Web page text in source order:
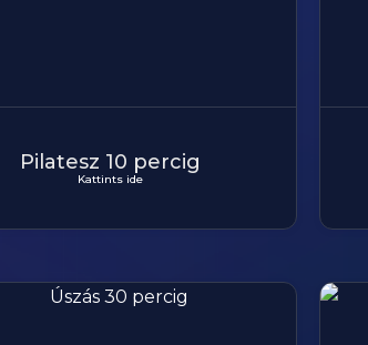
Pilatesz 10 percig
Kattints ide